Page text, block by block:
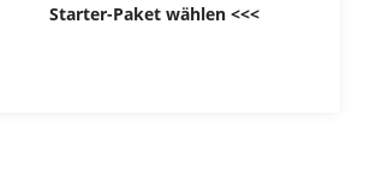
Starter-Paket wählen <<<